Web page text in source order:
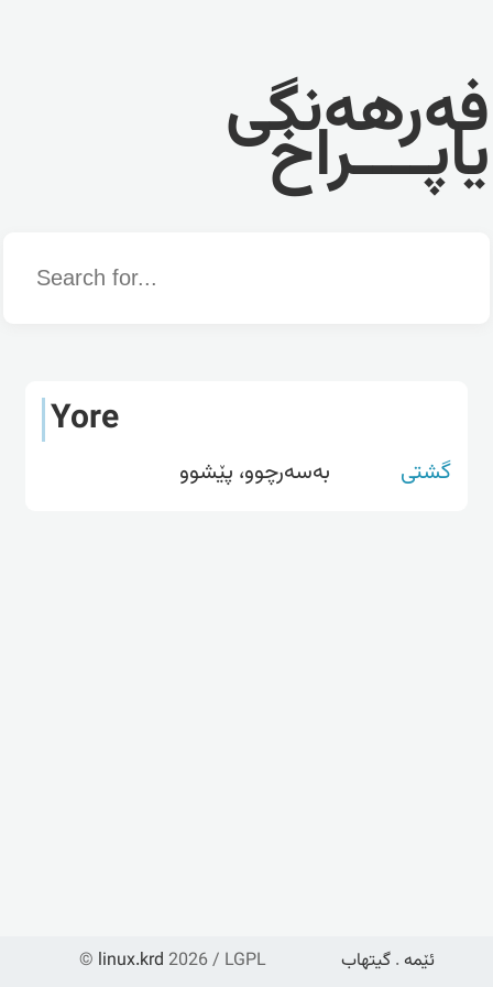
فەرهەنگی
یاپــــراخ
Word
Yore
گشتی بەسەرچوو، پێشوو
© linux.krd 2026 / LGPL ئێمە . گیتهاب